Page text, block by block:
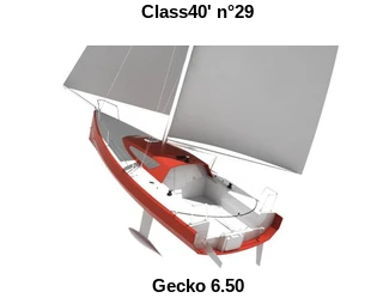
Class40' n°29
Gecko 6.50